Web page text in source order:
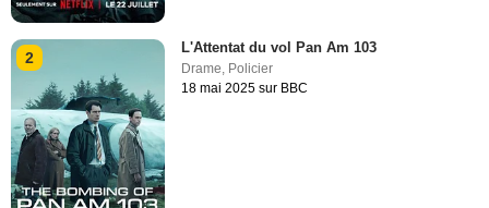
2
L'Attentat du vol Pan Am 103
Drame Policier
18 mai 2025 sur BBC